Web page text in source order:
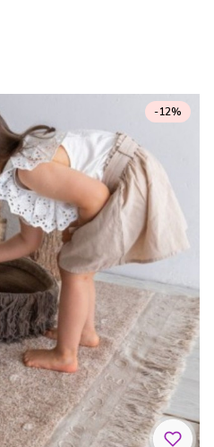
-12%